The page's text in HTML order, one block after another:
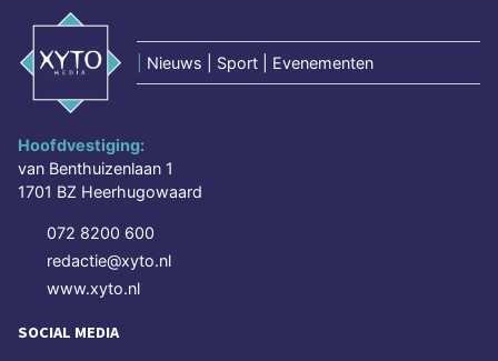
Nieuws | Sport | Evenementen
Hoofdvestiging:
van Benthuizenlaan 1
1701 BZ Heerhugowaard
072 8200 600
redactie@xyto.nl
www.xyto.nl
SOCIAL MEDIA